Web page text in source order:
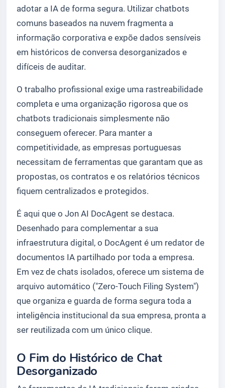
adotar a IA de forma segura. Utilizar chatbots
comuns baseados na nuvem fragmenta a
informação corporativa e expõe dados sensíveis
em históricos de conversa desorganizados e
difíceis de auditar.
O trabalho profissional exige uma rastreabilidade
completa e uma organização rigorosa que os
chatbots tradicionais simplesmente não
conseguem oferecer. Para manter a
competitividade, as empresas portuguesas
necessitam de ferramentas que garantam que as
propostas, os contratos e os relatórios técnicos
fiquem centralizados e protegidos.
É aqui que o Jon AI DocAgent se destaca.
Desenhado para complementar a sua
infraestrutura digital, o DocAgent é um redator de
documentos IA partilhado por toda a empresa.
Em vez de chats isolados, oferece um sistema de
arquivo automático ("Zero-Touch Filing System")
que organiza e guarda de forma segura toda a
inteligência institucional da sua empresa, pronta a
ser reutilizada com um único clique.
O Fim do Histórico de Chat
Desorganizado